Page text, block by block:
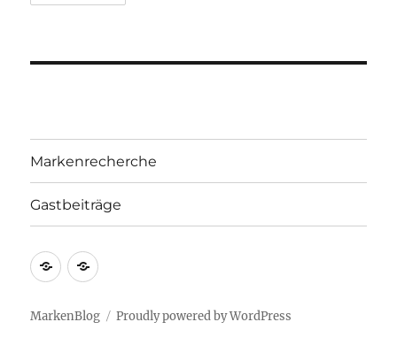
Markenrecherche
Gastbeiträge
Markenrecherche
Gastbeiträge
MarkenBlog Proudly powered by WordPress